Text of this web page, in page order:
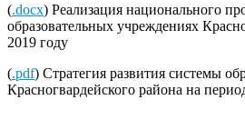
(.docx) Реализация национального
образовательных учреждениях
2019 году
(.pdf) Стратегия развития системы
Красногвардейского района на